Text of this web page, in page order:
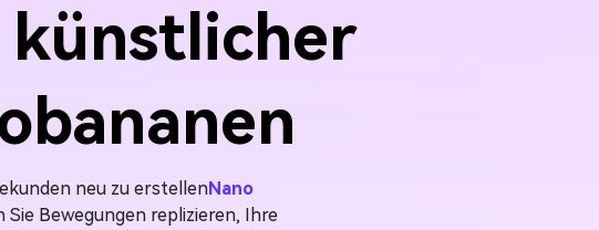
neu zu erstellenNano
Bewegungen replizieren, Ihre